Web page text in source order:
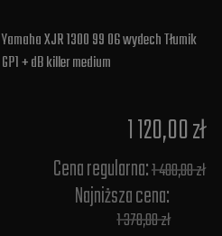
Yamaha XJR 1300 99 06 wydech Tłumik
GP1 + dB killer medium
1 120,00 zł
Cena regularna:1 400,00 zł
Najniższa cena:
1 378,00 zł